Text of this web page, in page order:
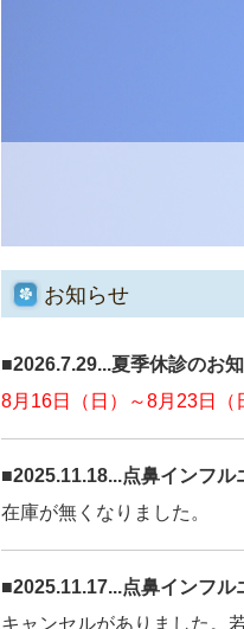
お知らせ
■2026.7.29...夏季休診のお
8月16日（日）～8月23日（
■2025.11.18...点鼻インフ
在庫が無くなりました。
■2025.11.17...点鼻インフ
キャンセルがありました。